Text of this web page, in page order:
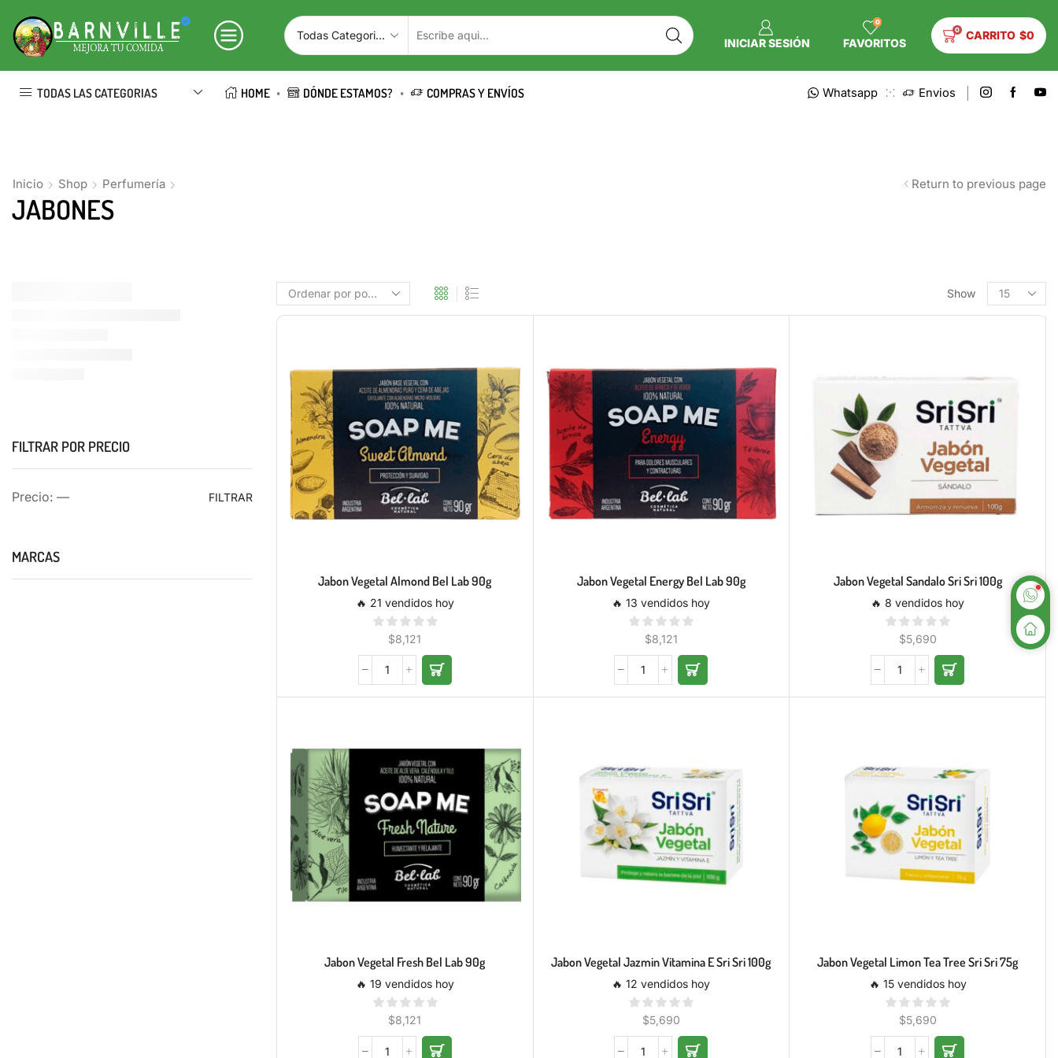
INICIAR SESIÓN
0
FAVORITOS
0 CARRITO $0
TODAS LAS CATEGORIAS HOME DÓNDE ESTAMOS? COMPRAS Y ENVÍOS Whatsapp Envios
Inicio Shop Perfumería
JABONES
Return to previous page
Show
Jabon Vegetal Almond Bel Lab 90g
🔥 21 vendidos hoy
$8,121
Jabon Vegetal Energy Bel Lab 90g
🔥 13 vendidos hoy
$8,121
Jabon Vegetal Sandalo Sri Sri 100g
🔥 8 vendidos hoy
$5,690
Jabon Vegetal Fresh Bel Lab 90g
🔥 19 vendidos hoy
$8,121
Jabon Vegetal Jazmin Vitamina E Sri Sri 100g
🔥 12 vendidos hoy
$5,690
Jabon Vegetal Limon Tea Tree Sri Sri 75g
🔥 15 vendidos hoy
$5,690
FILTRAR POR PRECIO
FILTRAR
Precio: —
MARCAS